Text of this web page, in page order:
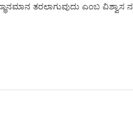
ತರಲಾಗುವುದು ಎಂಬ ವಿಶ್ವಾಸ